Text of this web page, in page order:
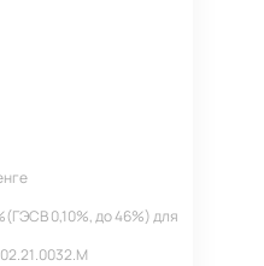
0,10%, до 46%) для